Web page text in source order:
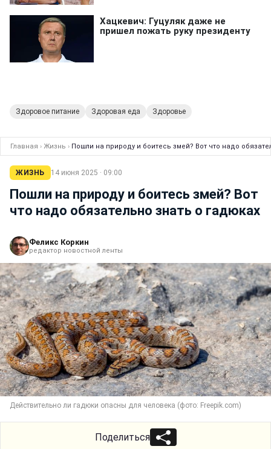
Здоровое питание Здоровая еда Здоровье
Главная › Жизнь › Пошли на природу и боитесь змей? Вот что надо
ЖИЗНЬ 14 июня 2025 · 09:00
Пошли на природу и боитесь змей? Вот
что надо обязательно знать о гадюках
Феликс Коркин
редактор новостной ленты
Действительно ли гадюки опасны для человека (фото: Freepik.com)
Поделиться